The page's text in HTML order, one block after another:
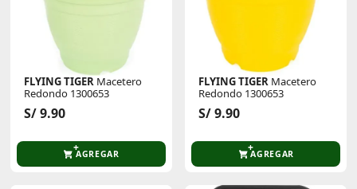
FLYING TIGER Macetero
Redondo 1300653
S/ 9.90
AGREGAR
FLYING TIGER Macetero
Redondo 1300653
S/ 9.90
AGREGAR